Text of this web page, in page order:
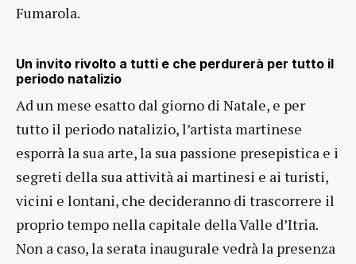
Fumarola.
Un invito rivolto a tutti e che perdurerà per tutto il
periodo natalizio
Ad un mese esatto dal giorno di Natale, e per
tutto il periodo natalizio, l’artista martinese
esporrà la sua arte, la sua passione presepistica e i
segreti della sua attività ai martinesi e ai turisti,
vicini e lontani, che decideranno di trascorrere il
proprio tempo nella capitale della Valle d’Itria.
Non a caso, la serata inaugurale vedrà la presenza